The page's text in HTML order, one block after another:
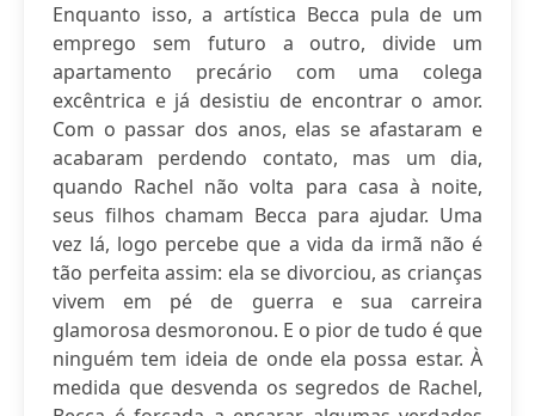
Enquanto isso, a artística Becca pula de um
emprego sem futuro a outro, divide um
apartamento precário com uma colega
excêntrica e já desistiu de encontrar o amor.
Com o passar dos anos, elas se afastaram e
acabaram perdendo contato, mas um dia,
quando Rachel não volta para casa à noite,
seus filhos chamam Becca para ajudar. Uma
vez lá, logo percebe que a vida da irmã não é
tão perfeita assim: ela se divorciou, as crianças
vivem em pé de guerra e sua carreira
glamorosa desmoronou. E o pior de tudo é que
ninguém tem ideia de onde ela possa estar. À
medida que desvenda os segredos de Rachel,